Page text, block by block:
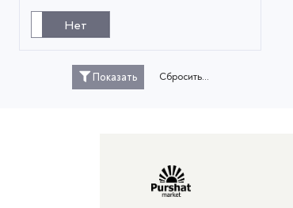
Нет
Показать Сбросить...